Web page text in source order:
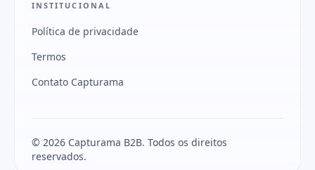
INSTITUCIONAL
Política de privacidade
Termos
Contato Capturama
© 2026 Capturama B2B. Todos os direitos
reservados.